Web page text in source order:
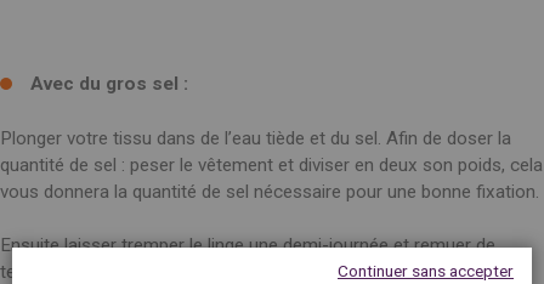
Avec du gros sel :
Plonger votre tissu dans de l’eau tiède et du sel. Afin de doser la
quantité de sel : peser le vêtement et diviser en deux son poids, cela
vous donnera la quantité de sel nécessaire pour une bonne fixation.
Ensuite laisser tremper le linge une demi-journée et remuer de
temps en temps à l’aide d’une spatule en bois. Pour finir il vous
Continuer sans accepter